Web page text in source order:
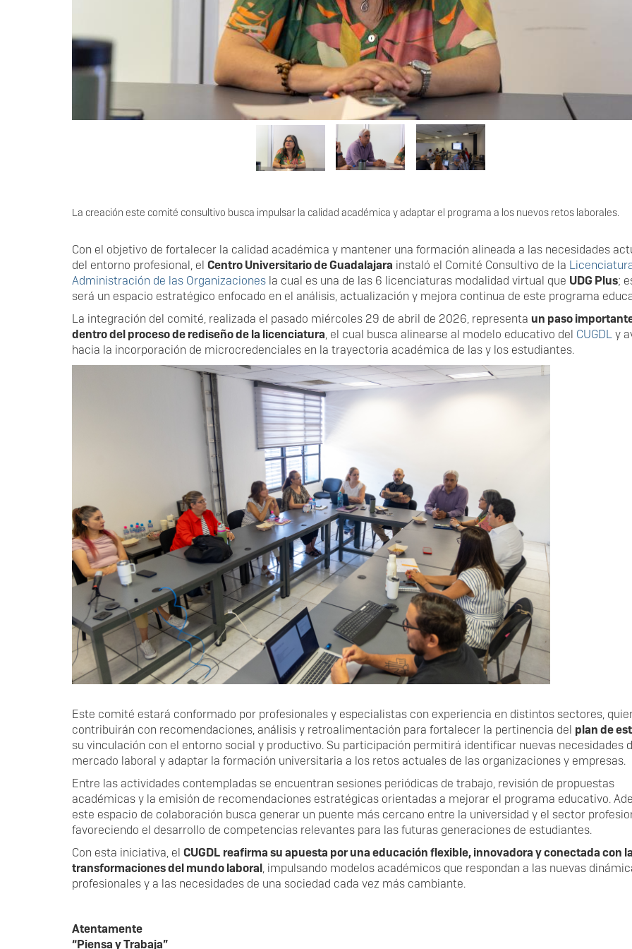
La creación este comité consultivo busca impulsar la calidad académica y adaptar el programa a los nuevos retos laborales.
Con el objetivo de fortalecer la calidad académica y mantener una formación alineada a las necesidades
del entorno profesional, el Centro Universitario de Guadalajara instaló el Comité Consultivo de la
Administración de las Organizaciones la cual es una de las 6 licenciaturas modalidad virtual que UDG Plus;
será un espacio estratégico enfocado en el análisis, actualización y mejora continua de este programa
La integración del comité, realizada el pasado miércoles 29 de abril de 2026, representa un paso
dentro del proceso de rediseño de la licenciatura, el cual busca alinearse al modelo educativo del CUGDLy
hacia la incorporación de microcredenciales en la trayectoria académica de las y los estudiantes.
Este comité estará conformado por profesionales y especialistas con experiencia en distintos sectores,
contribuirán con recomendaciones, análisis y retroalimentación para fortalecer la pertinencia del plan de
su vinculación con el entorno social y productivo. Su participación permitirá identificar nuevas necesidades
mercado laboral y adaptar la formación universitaria a los retos actuales de las organizaciones y empresas.
Entre las actividades contempladas se encuentran sesiones periódicas de trabajo, revisión de propuestas
académicas y la emisión de recomendaciones estratégicas orientadas a mejorar el programa educativo.
este espacio de colaboración busca generar un puente más cercano entre la universidad y el sector
favoreciendo el desarrollo de competencias relevantes para las futuras generaciones de estudiantes.
Con esta iniciativa, el CUGDL reafirma su apuesta por una educación flexible, innovadora y conectada con
transformaciones del mundo laboral, impulsando modelos académicos que respondan a las nuevas
profesionales y a las necesidades de una sociedad cada vez más cambiante.
Atentamente
“Piensa y Trabaja”